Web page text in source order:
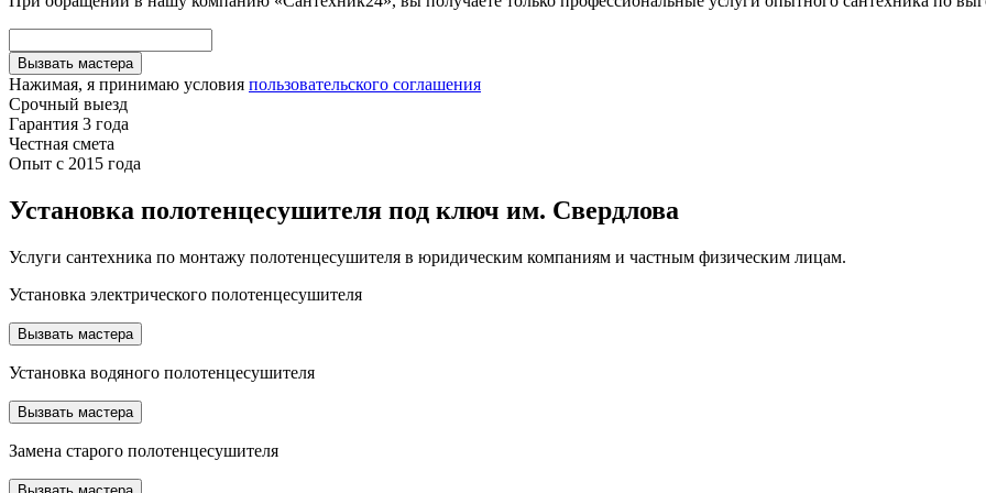
Вызвать мастера
Нажимая, я принимаю условия пользовательского соглашения
Срочный выезд
Гарантия 3 года
Честная смета
Опыт с 2015 года
Установка полотенцесушителя под ключ им. Свердлова
Услуги сантехника по монтажу полотенцесушителя в юридическим компаниям и частным физическим лицам.
Установка электрического полотенцесушителя
Вызвать мастера
Установка водяного полотенцесушителя
Вызвать мастера
Замена старого полотенцесушителя